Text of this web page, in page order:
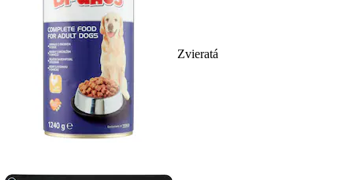
Zvieratá